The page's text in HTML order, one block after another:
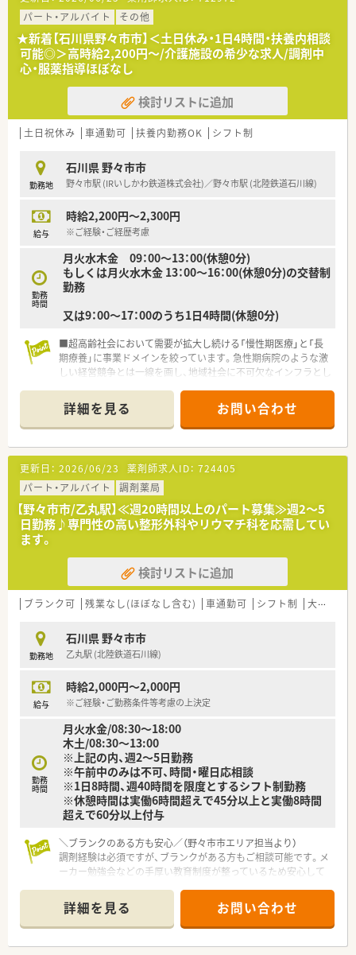
パート・アルバイト
その他
★新着【石川県野々市市】＜土日休み・1日4時間・扶養内相談
可能◎＞高時給2,200円～/介護施設の希少な求人/調剤中
心・服薬指導ほぼなし
検討リストに追加
土日祝休み 車通勤可 扶養内勤務OK シフト制
勤務地
石川県 野々市市
野々市駅 (IRいしかわ鉄道株式会社)／野々市駅 (北陸鉄道石川線)
給与
時給2,200円～2,300円
※ご経験・ご経歴考慮
勤務
時間
月火水木金 09：00～13：00(休憩0分)
もしくは月火水木金 13：00～16：00(休憩0分)の交替制
勤務
又は9：00～17：00のうち1日4時間(休憩0分)
■超高齢社会において需要が拡大し続ける「慢性期医療」と「長
期療養」に事業ドメインを絞っています。急性期病院のような激
しい経営競争とは一線を画し、地域社会に不可欠なインフラとし
■「患者さま、ご家族さまの信頼を得る、思いやりのある医療、介
護を」という明確な理念を掲げています。効率やスピード、利益
面ばかりを追求するのではなく、患者様の尊厳を大切にする組織
風土が根付いているため、薬剤師も良心に基づいた丁寧な服薬指
導が行えます。
■過去の法人化・組織再編のプロセスにおいて、医師だけでなく
薬剤師や理学療法士などのコメディカルを積極的に増員し、チー
ム医療を拡充してきた歴史があります。そのため、各職種の専門
ュニケーションがとれる環境です。
詳細を見る お問い合わせ
更新日： 2026/06/23 薬剤師求人ID： 724405
パート・アルバイト
調剤薬局
【野々市市/乙丸駅】≪週20時間以上のパート募集≫週2～5
日勤務♪専門性の高い整形外科やリウマチ科を応需してい
ます。
検討リストに追加
ブランク可 残業なし(ほぼなし含む) 車通勤可 シフト制 大手チェーン以外
勤務地
石川県 野々市市
乙丸駅 (北陸鉄道石川線)
給与
時給2,000円～2,000円
※ご経験・ご勤務条件等考慮の上決定
勤務
時間
月火水金/08:30～18:00
木土/08:30～13:00
※上記の内、週2～5日勤務
※午前中のみは不可、時間・曜日応相談
※1日8時間、週40時間を限度とするシフト制勤務
※休憩時間は実働6時間超えで45分以上と実働8時間
超えで60分以上付与
＼ブランクのある方も安心／（野々市市エリア担当より）
調剤経験は必須ですが、ブランクがある方もご相談可能です。メ
ーカー勉強会などの手厚い教育制度が整っているため安心して
【店舗情報と応需状況について】
■乙丸駅から車で6分ほどの場所に位置しており、1日に約20枚
から30枚の処方箋を応需している調剤薬局です。
詳細を見る お問い合わせ